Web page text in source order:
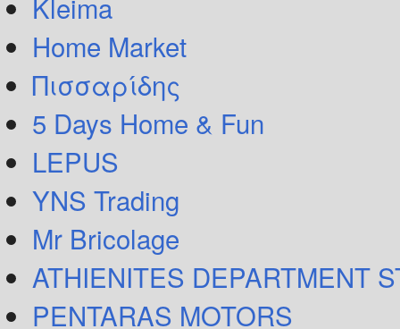
Home Market
Πισσαρίδης
5 Days Home & Fun
LEPUS
YNS Trading
Mr Bricolage
ATHIENITES DEPARTMENT
PENTARAS MOTORS